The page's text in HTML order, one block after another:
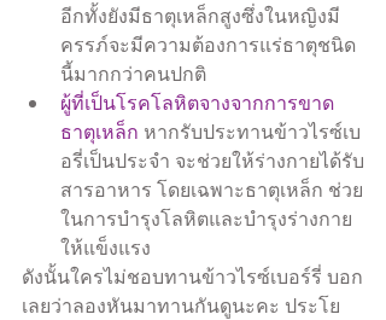
อีกทั้งยังมีธาตุเหล็กสูงซึ่งในหญิงมี
ครรภ์จะมีความต้องการแร่ธาตุชนิด
นี้มากกว่าคนปกติ
ผู้ที่เป็นโรคโลหิตจางจากการขาด
ธาตุเหล็ก หากรับประทานข้าวไรซ์เบ
อรี่เป็นประจำ จะช่วยให้ร่างกายได้รับ
สารอาหาร โดยเฉพาะธาตุเหล็ก ช่วย
ในการบำรุงโลหิตและบำรุงร่างกาย
ให้แข็งแรง
ดังนั้นใครไม่ชอบทานข้าวไรซ์เบอร์รี่ บอก
เลยว่าลองหันมาทานกันดูนะคะ ประโย